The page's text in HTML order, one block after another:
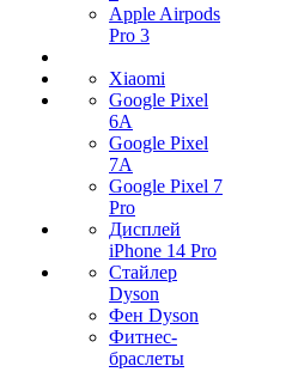
Apple Airpods
Pro 3
Xiaomi
Google Pixel
6A
Google Pixel
7А
Google Pixel 7
Pro
Дисплей
iPhone 14 Pro
Стайлер
Dyson
Фен Dyson
Фитнес-
браслеты